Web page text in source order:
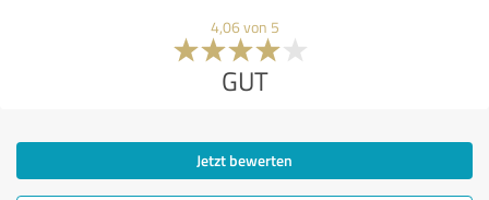
4,06 von 5
GUT
Jetzt bewerten